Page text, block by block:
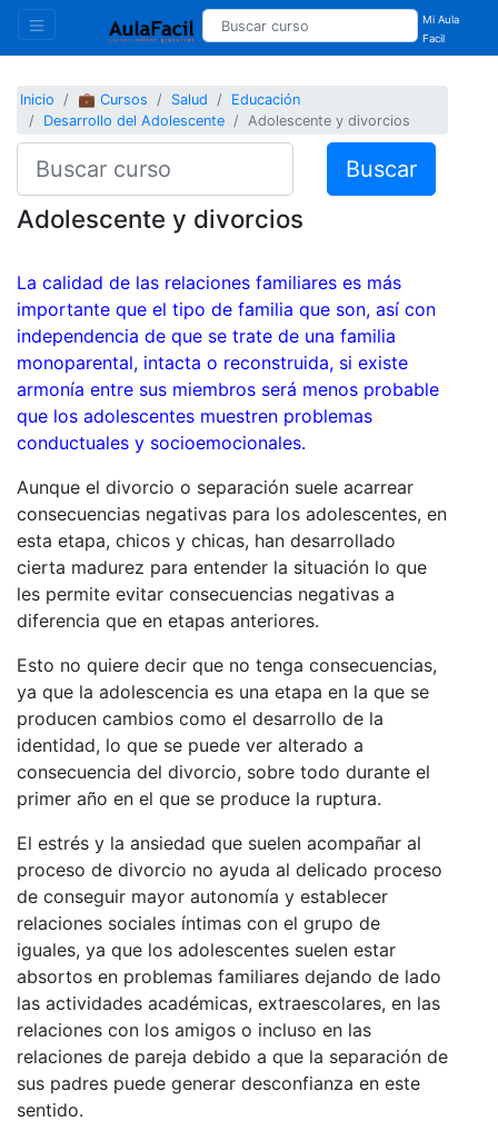
Mi Aula
Facil
Inicio 💼 Cursos Salud
Educación
Desarrollo del Adolescente
Adolescente y divorcios
Buscar
Adolescente y divorcios
La calidad de las relaciones familiares es más
importante que el tipo de familia que son, así con
independencia de que se trate de una familia
monoparental, intacta o reconstruida, si existe
armonía entre sus miembros será menos probable
que los adolescentes muestren problemas
conductuales y socioemocionales.
Aunque el divorcio o separación suele acarrear
consecuencias negativas para los adolescentes, en
esta etapa, chicos y chicas, han desarrollado
cierta madurez para entender la situación lo que
les permite evitar consecuencias negativas a
diferencia que en etapas anteriores.
Esto no quiere decir que no tenga consecuencias,
ya que la adolescencia es una etapa en la que se
producen cambios como el desarrollo de la
identidad, lo que se puede ver alterado a
consecuencia del divorcio, sobre todo durante el
primer año en el que se produce la ruptura.
El estrés y la ansiedad que suelen acompañar al
proceso de divorcio no ayuda al delicado proceso
de conseguir mayor autonomía y establecer
relaciones sociales íntimas con el grupo de
iguales, ya que los adolescentes suelen estar
absortos en problemas familiares dejando de lado
las actividades académicas, extraescolares, en las
relaciones con los amigos o incluso en las
relaciones de pareja debido a que la separación de
sus padres puede generar desconfianza en este
sentido.